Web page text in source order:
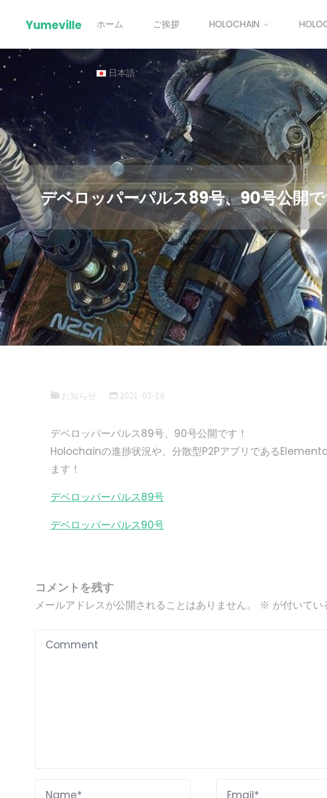
Yumeville ホーム ご挨拶 HOLOCHAIN
日本語
デベロッパーパルス89号、90号公開
お知らせ 2021-03-18
デベロッパーパルス89号、90号公開です！
Holochainの進捗状況や、分散型P2Pアプリである
ます！
デベロッパーパルス89号
デベロッパーパルス90号
コメントを残す
メールアドレスが公開されることはありません。 ※ が付いてい